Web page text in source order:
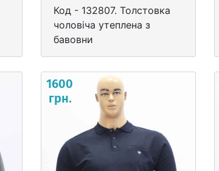
Код - 132807. Толстовка
чоловіча утеплена з
бавовни
1600
грн.